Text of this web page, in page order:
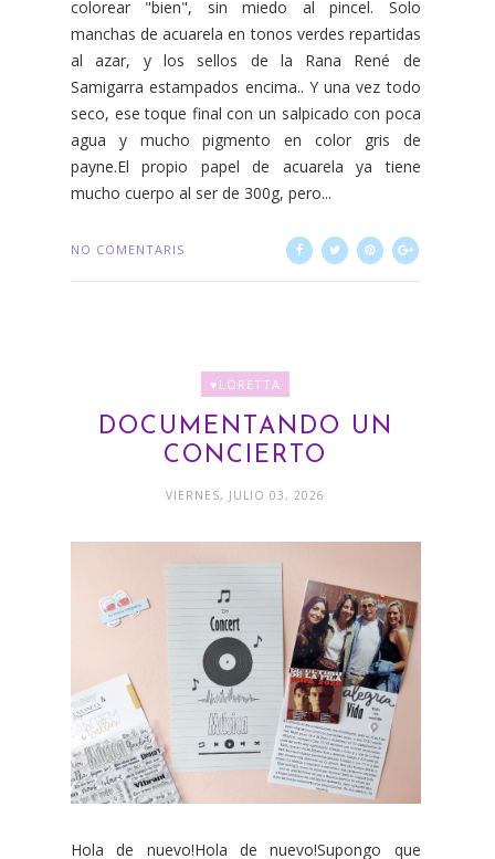
colorear "bien", sin miedo al pincel. Solo
manchas de acuarela en tonos verdes repartidas
al azar, y los sellos de la Rana René de
Samigarra estampados encima.. Y una vez todo
seco, ese toque final con un salpicado con poca
agua y mucho pigmento en color gris de
payne.El propio papel de acuarela ya tiene
mucho cuerpo al ser de 300g, pero...
NO COMENTARIS
♥LORETTA
DOCUMENTANDO UN
CONCIERTO
VIERNES, JULIO 03, 2026
Hola de nuevo!Hola de nuevo!Supongo que